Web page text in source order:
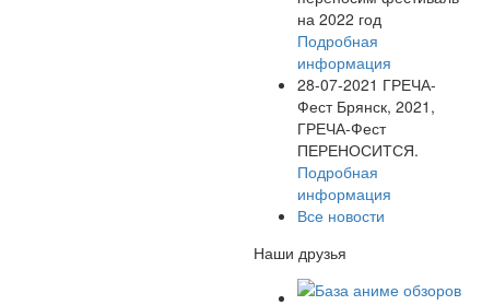
на 2022 год
Подробная
информация
28-07-2021 ГРЕЧА-
Фест Брянск, 2021,
ГРЕЧА-Фест
ПЕРЕНОСИТСЯ.
Подробная
информация
Все новости
Наши друзья